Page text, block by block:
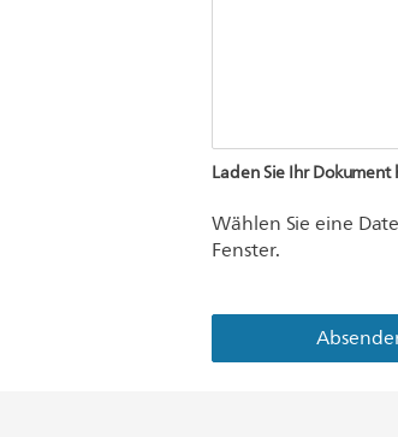
Laden Sie Ihr Dokument
Wählen Sie eine
Fenster.